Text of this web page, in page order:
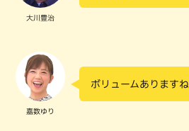
大川豊治
嘉数ゆり
ボリュームありますね